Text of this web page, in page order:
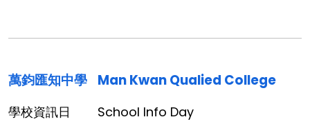
萬鈞匯知中學 Man Kwan Qualied College
學校資訊日
School Info Day